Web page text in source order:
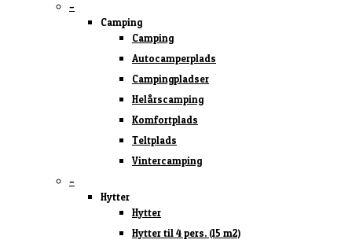
–
Camping
Camping
Autocamperplads
Campingpladser
Helårscamping
Komfortplads
Teltplads
Vintercamping
–
Hytter
Hytter
Hytter til 4 pers. (15 m2)